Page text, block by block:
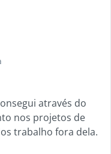
através do
nos projetos de
trabalho fora dela.